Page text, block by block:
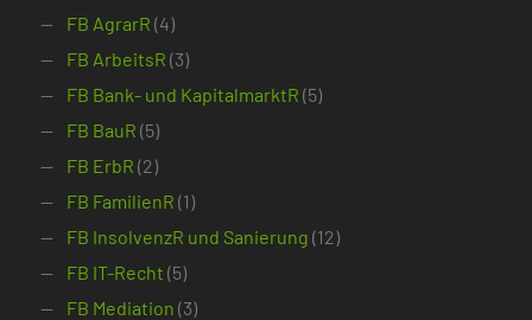
FB AgrarR (4)
FB ArbeitsR (3)
FB Bank- und KapitalmarktR (5)
FB BauR (5)
FB ErbR (2)
FB FamilienR (1)
FB InsolvenzR und Sanierung (12)
FB IT-Recht (5)
FB Mediation (3)